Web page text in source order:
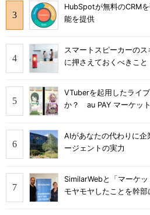
HubSpotが無料のCRM
能を提供
スマートスピーカーの
に押さえておくべきこと
VTuberを起用したライ
か？ au PAY マーケッ
AIがあなたの代わりに
ージェントの実力
SimilarWebと「マーケ
モヤモヤしたことを幹部